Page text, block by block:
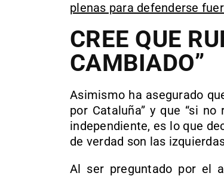
plenas para defenderse
CREE QUE
CAMBIADO”
Asimismo ha asegurado
por Cataluña” y que “si
independiente, es lo que
de verdad son las
Al ser preguntado por el